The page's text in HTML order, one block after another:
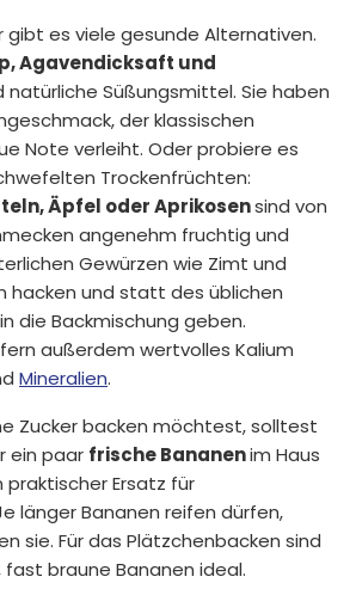
gibt es viele gesunde Alternativen.
Agavendicksaft und
natürliche Süßungsmittel. Sie haben
der klassischen
Note verleiht. Oder probiere es
Trockenfrüchten:
Äpfel oder Aprikosensind von
angenehm fruchtig und
Gewürzen wie Zimt und
hacken und statt des üblichen
die Backmischung geben.
außerdem wertvolles Kalium
Mineralien.
Zucker backen möchtest, solltest
ein paar frische Bananenim Haus
praktischer Ersatz für
länger Bananen reifen dürfen,
sie. Für das Plätzchenbacken sind
braune Bananen ideal.